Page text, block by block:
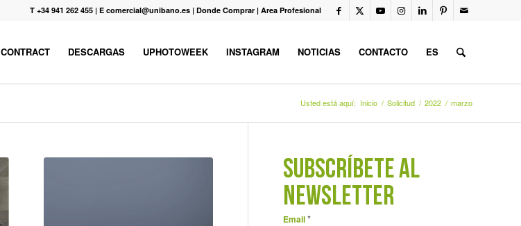
T +34 941 262 455 | E comercial@unibano.es | Donde Comprar | Area Profesional
CONTRACT DESCARGAS UPHOTOWEEK INSTAGRAM NOTICIAS CONTACTO ES
Usted está aquí: Inicio / Solicitud / 2022 / marzo
SUBSCRÍBETE AL
NEWSLETTER
Email*